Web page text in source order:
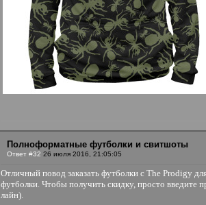
Полноформатные футболки и свитшоты
Ответ #32 26 июля 2016, 21:05:05
Отличный повод заказать футболки с The Prodigy
футболки. Чтобы получить скидку, просто введите
лайн).